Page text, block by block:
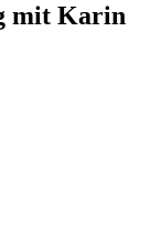
mit Karin